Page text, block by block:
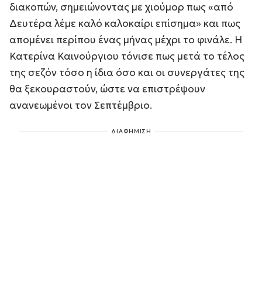
διακοπών, σημειώνοντας με χιούμορ πως «από
Δευτέρα λέμε καλό καλοκαίρι επίσημα» και πως
απομένει περίπου ένας μήνας μέχρι το φινάλε. Η
Κατερίνα Καινούργιου τόνισε πως μετά το τέλος
της σεζόν τόσο η ίδια όσο και οι συνεργάτες της
θα ξεκουραστούν, ώστε να επιστρέψουν
ανανεωμένοι τον Σεπτέμβριο.
ΔΙΑΦΗΜΙΣΗ